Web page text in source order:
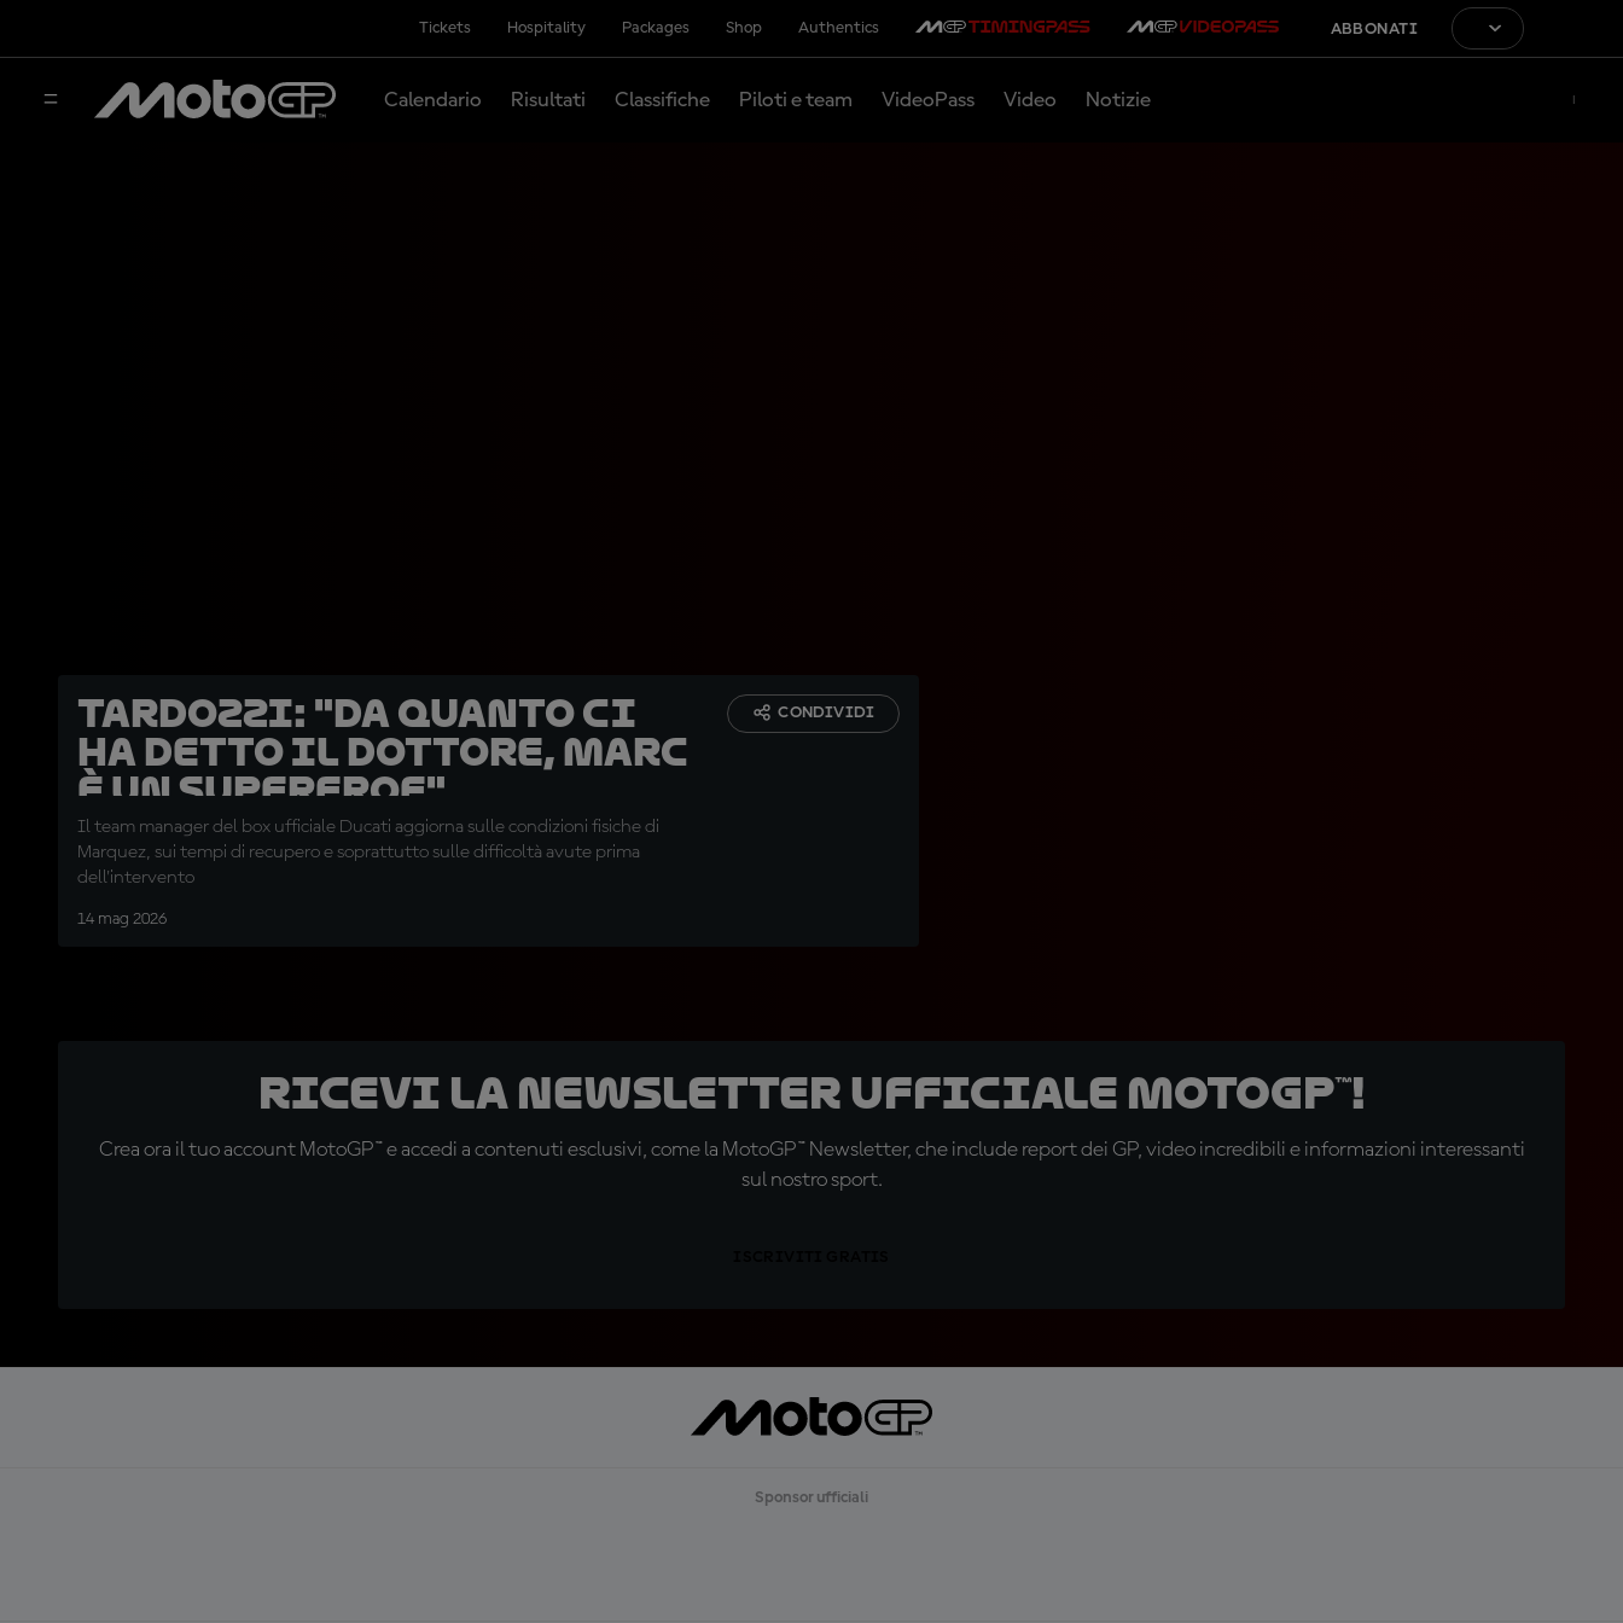
Tickets Hospitality Packages Shop Authentics ABBONATI
Calendario Risultati Classifiche Piloti e team VideoPass Video Notizie
Tardozzi: "Da quanto ci
ha detto il dottore, Marc
è un supereroe"
Il team manager del box ufficiale Ducati aggiorna sulle condizioni fisiche di
Marquez, sui tempi di recupero e soprattutto sulle difficoltà avute prima
dell'intervento
14 mag 2026
CONDIVIDI
Ricevi la newsletter ufficiale MotoGP™!
Crea ora il tuo account MotoGP™ e accedi a contenuti esclusivi, come la MotoGP™ Newsletter, che include report dei GP, video incredibili e informazioni interessanti
sul nostro sport.
Sponsor ufficiali